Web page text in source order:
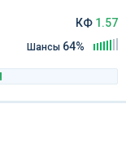
КФ 1.57
Шансы 64%